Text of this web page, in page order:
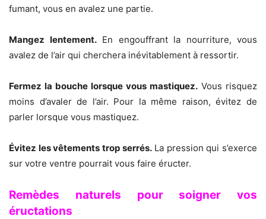
fumant, vous en avalez une partie.
Mangez lentement.En engouffrant la nourriture, vous
avalez de l’air qui cherchera inévitablement à ressortir.
Fermez la bouche lorsque vous mastiquez. Vous risquez
moins d’avaler de l’air. Pour la même raison, évitez de
parler lorsque vous mastiquez.
Évitez les vêtements trop serrés.La pression qui s’exerce
sur votre ventre pourrait vous faire éructer.
Remèdes naturels pour soigner vos
éructations